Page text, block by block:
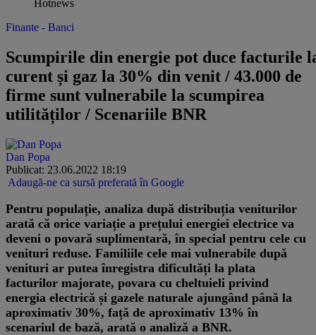
Hotnews
Finante - Banci
Scumpirile din energie pot duce facturile
curent și gaz la 30% din venit / 43.000 de
firme sunt vulnerabile la scumpirea
utilităților / Scenariile BNR
Dan Popa
Publicat: 23.06.2022 18:19
Adaugă-ne ca sursă preferată în Google
Pentru populație, analiza după distribuția veniturilor
arată că orice variație a prețului energiei electrice va
deveni o povară suplimentară, în special pentru cele cu
venituri reduse. Familiile cele mai vulnerabile după
venituri ar putea înregistra dificultăți la plata
facturilor majorate, povara cu cheltuieli privind
energia electrică și gazele naturale ajungând până la
aproximativ 30%, față de aproximativ 13% în
scenariul de bază, arată o analiză a BNR.